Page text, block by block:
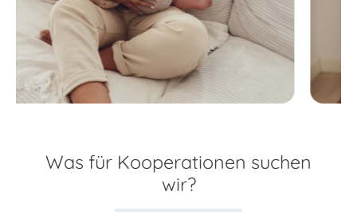
Was für Kooperationen suchen
wir?